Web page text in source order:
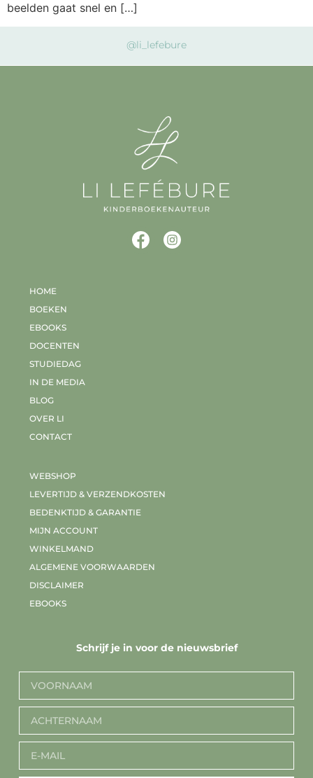
beelden gaat snel en […]
@li_lefebure
HOME
BOEKEN
EBOOKS
DOCENTEN
STUDIEDAG
IN DE MEDIA
BLOG
OVER LI
CONTACT
WEBSHOP
LEVERTIJD & VERZENDKOSTEN
BEDENKTIJD & GARANTIE
MIJN ACCOUNT
WINKELMAND
ALGEMENE VOORWAARDEN
DISCLAIMER
EBOOKS
Schrijf je in voor de nieuwsbrief